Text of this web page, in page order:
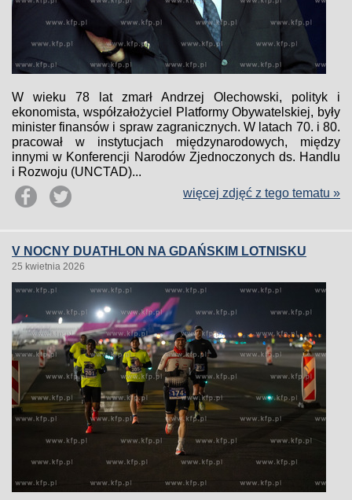
W wieku 78 lat zmarł Andrzej Olechowski, polityk i
ekonomista, współzałożyciel Platformy Obywatelskiej, były
minister finansów i spraw zagranicznych. W latach 70. i 80.
pracował w instytucjach międzynarodowych, między
innymi w Konferencji Narodów Zjednoczonych ds. Handlu
i Rozwoju (UNCTAD)...
więcej zdjęć z tego tematu »
V NOCNY DUATHLON NA GDAŃSKIM LOTNISKU
25 kwietnia 2026